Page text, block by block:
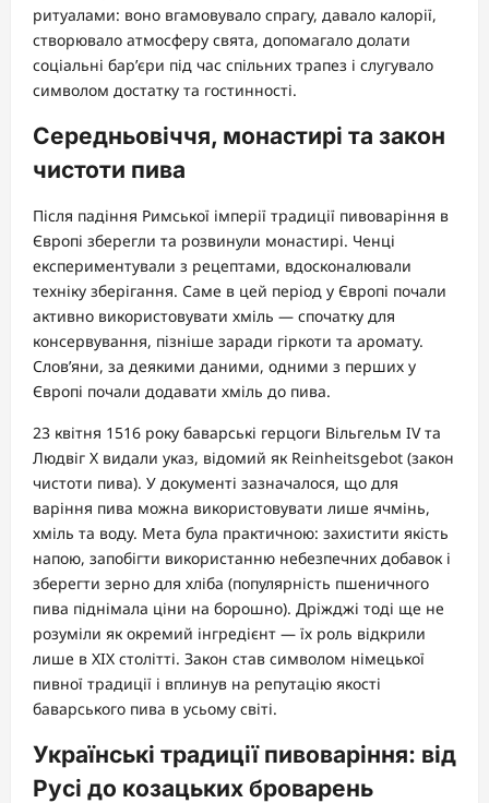
ритуалами: воно вгамовувало спрагу, давало калорії,
створювало атмосферу свята, допомагало долати
соціальні бар’єри під час спільних трапез і слугувало
символом достатку та гостинності.
Середньовіччя, монастирі та закон
чистоти пива
Після падіння Римської імперії традиції пивоваріння в
Європі зберегли та розвинули монастирі. Ченці
експериментували з рецептами, вдосконалювали
техніку зберігання. Саме в цей період у Європі почали
активно використовувати хміль — спочатку для
консервування, пізніше заради гіркоти та аромату.
Слов’яни, за деякими даними, одними з перших у
Європі почали додавати хміль до пива.
23 квітня 1516 року баварські герцоги Вільгельм IV та
Людвіг X видали указ, відомий як Reinheitsgebot (закон
чистоти пива). У документі зазначалося, що для
варіння пива можна використовувати лише ячмінь,
хміль та воду. Мета була практичною: захистити якість
напою, запобігти використанню небезпечних добавок і
зберегти зерно для хліба (популярність пшеничного
пива піднімала ціни на борошно). Дріжджі тоді ще не
розуміли як окремий інгредієнт — їх роль відкрили
лише в XIX столітті. Закон став символом німецької
пивної традиції і вплинув на репутацію якості
баварського пива в усьому світі.
Українські традиції пивоваріння: від
Русі до козацьких броварень